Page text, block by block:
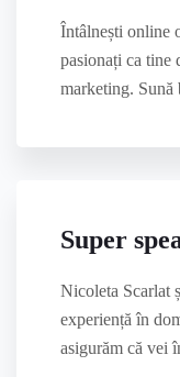
Întâlnești online
pasionați ca tine
marketing. Sună
Super
Nicoleta Scarlat
experiență în
asigurăm că vei